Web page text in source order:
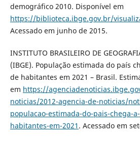
demográfico 2010. Disponível em
https://biblioteca.ibge.gov.br/
Acessado em junho de 2015.
INSTITUTO BRASILEIRO DE
(IBGE). População estimada do país
de habitantes em 2021 – Brasil.
em https://
noticias/2012-agencia-de-noticias/
populacao-estimada-do-pais-chega-
habitantes-em-2021 . Acessado em